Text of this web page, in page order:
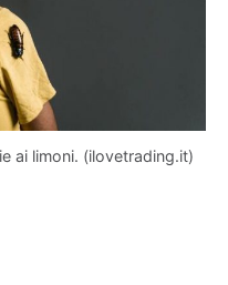
ai limoni. (ilovetrading.it)